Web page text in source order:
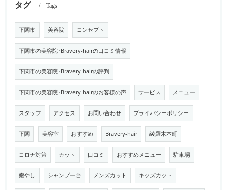
タグ Tags
下関市 美容院 コンセプト
下関市の美容院･Bravery-hairの口コミ情報
下関市の美容院･Bravery-hairの評判
下関市の美容院･Bravery-hairのお客様の声 サービス メニュー
スタッフ アクセス お問い合わせ プライバシーポリシー
下関 美容室 おすすめ Bravery-hair 綾羅木本町
コロナ対策 カット 口コミ おすすめメニュー 駐車場
癒やし シャンプー台 メンズカット キッズカット